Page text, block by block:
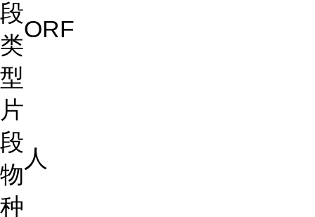
段
类
型
ORF
片
段
物
种
人